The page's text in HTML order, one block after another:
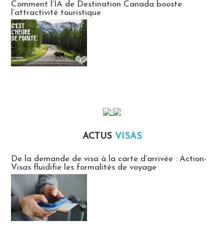
Comment l’IA de Destination Canada booste
l’attractivité touristique
ACTUS VISAS
De la demande de visa à la carte d’arrivée : Action-
Visas fluidifie les formalités de voyage